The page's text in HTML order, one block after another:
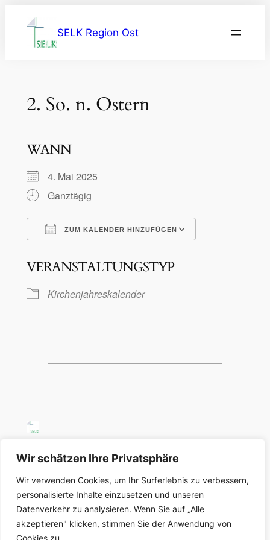
Wir schätzen Ihre Privatsphäre
Wir verwenden Cookies, um Ihr Surferlebnis zu verbessern,
personalisierte Inhalte einzusetzen und unseren
Datenverkehr zu analysieren. Wenn Sie auf „Alle
akzeptieren" klicken, stimmen Sie der Anwendung von
Cookies zu.
Inhalt
springen
SELK Region Ost
2. So. n. Ostern
WANN
4. Mai 2025
Ganztägig
ZUM KALENDER HINZUFÜGEN
VERANSTALTUNGSTYP
Kirchenjahreskalender
Region Ost der Selbständigen Evangelisch-
Lutherischen Kirche in Deutschland
Über uns Datenschutz